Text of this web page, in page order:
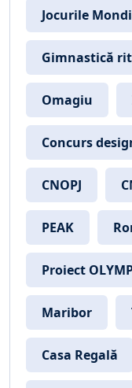
Jocurile
Gimnastică
Omagiu
Concurs
CNOPJ
PEAK
Proiect
Maribor
Casa Regală